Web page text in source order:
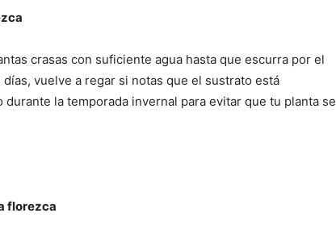
crasas con suficiente agua hasta que escurra por el
vuelve a regar si notas que el sustrato está
la temporada invernal para evitar que tu planta se
florezca